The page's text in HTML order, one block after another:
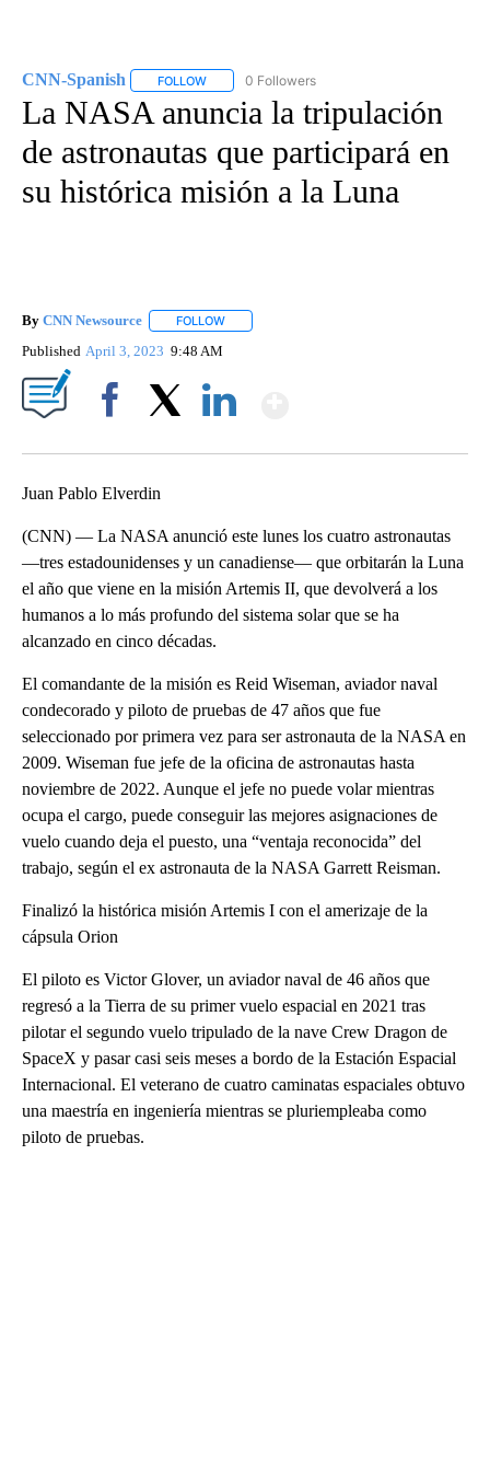
CNN-Spanish FOLLOW FOLLOW "CNN-SPANISH" TO RECEIVE
0 Followers
La NASA anuncia la tripulación
de astronautas que participará en
su histórica misión a la Luna
By CNN Newsource FOLLOW
Published April 3, 2023 9:48 AM
Juan Pablo Elverdin
(CNN) — La NASA anunció este lunes los cuatro astronautas
—tres estadounidenses y un canadiense— que orbitarán la Luna
el año que viene en la misión Artemis II, que devolverá a los
humanos a lo más profundo del sistema solar que se ha
alcanzado en cinco décadas.
El comandante de la misión es Reid Wiseman, aviador naval
condecorado y piloto de pruebas de 47 años que fue
seleccionado por primera vez para ser astronauta de la NASA en
2009. Wiseman fue jefe de la oficina de astronautas hasta
noviembre de 2022. Aunque el jefe no puede volar mientras
ocupa el cargo, puede conseguir las mejores asignaciones de
vuelo cuando deja el puesto, una “ventaja reconocida” del
trabajo, según el ex astronauta de la NASA Garrett Reisman.
Finalizó la histórica misión Artemis I con el amerizaje de la
cápsula Orion
El piloto es Victor Glover, un aviador naval de 46 años que
regresó a la Tierra de su primer vuelo espacial en 2021 tras
pilotar el segundo vuelo tripulado de la nave Crew Dragon de
SpaceX y pasar casi seis meses a bordo de la Estación Espacial
Internacional. El veterano de cuatro caminatas espaciales obtuvo
una maestría en ingeniería mientras se pluriempleaba como
piloto de pruebas.